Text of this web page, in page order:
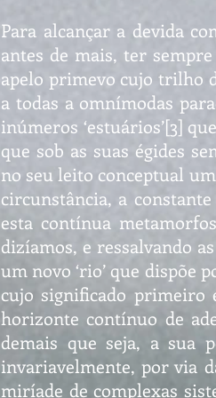
Para alcançar a devida
antes de mais, ter
apelo primevo cujo trilho
a todas a omnímodas
inúmeros ‘estuários’[3]
que sob as suas égides
no seu leito conceptual
circunstância, a
esta contínua
dizíamos, e ressalvando
um novo ‘rio’ que dispõe
cujo significado
horizonte contínuo de
demais que seja, a sua
invariavelmente, por via
miríade de complexas